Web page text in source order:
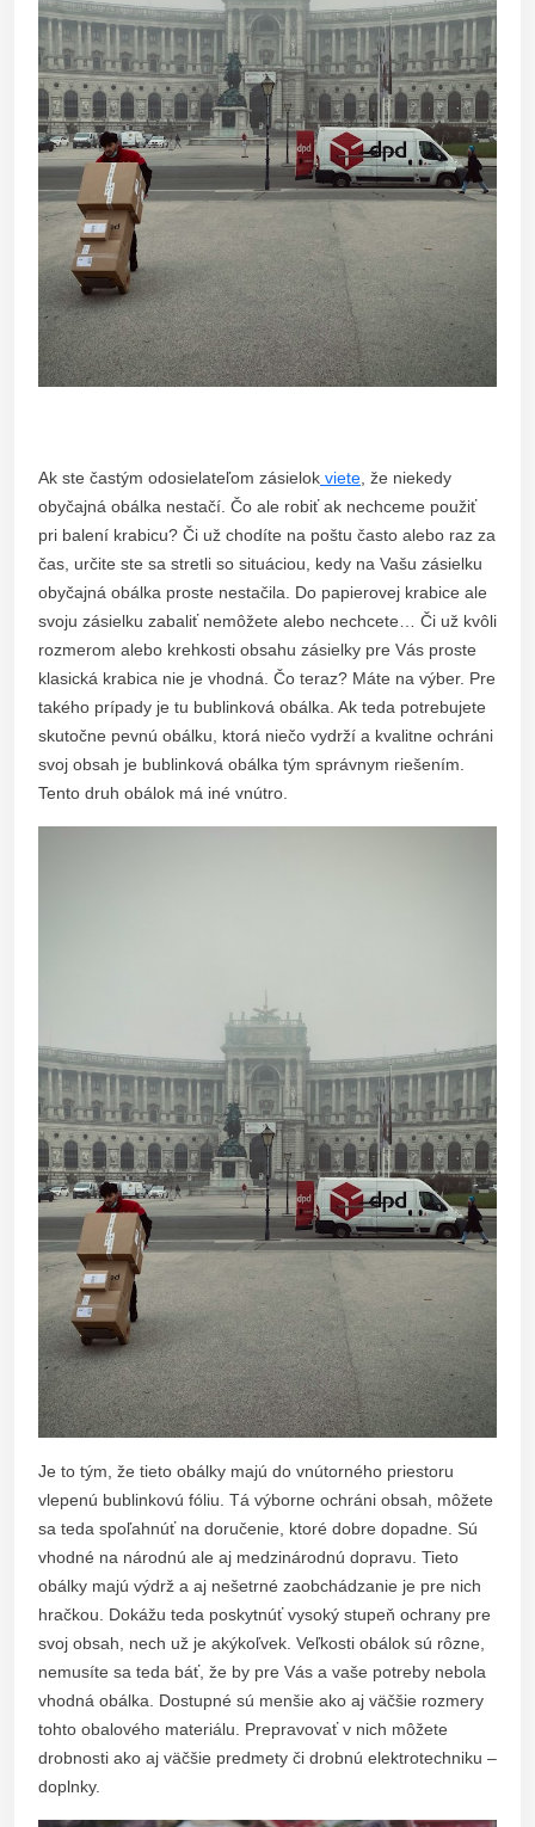
Ak ste častým odosielateľom zásielok viete, že niekedy
obyčajná obálka nestačí. Čo ale robiť ak nechceme použiť
pri balení krabicu? Či už chodíte na poštu často alebo raz za
čas, určite ste sa stretli so situáciou, kedy na Vašu zásielku
obyčajná obálka proste nestačila. Do papierovej krabice ale
svoju zásielku zabaliť nemôžete alebo nechcete… Či už kvôli
rozmerom alebo krehkosti obsahu zásielky pre Vás proste
klasická krabica nie je vhodná. Čo teraz? Máte na výber. Pre
takého prípady je tu bublinková obálka. Ak teda potrebujete
skutočne pevnú obálku, ktorá niečo vydrží a kvalitne ochráni
svoj obsah je bublinková obálka tým správnym riešením.
Tento druh obálok má iné vnútro.
Je to tým, že tieto obálky majú do vnútorného priestoru
vlepenú bublinkovú fóliu. Tá výborne ochráni obsah, môžete
sa teda spoľahnúť na doručenie, ktoré dobre dopadne. Sú
vhodné na národnú ale aj medzinárodnú dopravu. Tieto
obálky majú výdrž a aj nešetrné zaobchádzanie je pre nich
hračkou. Dokážu teda poskytnúť vysoký stupeň ochrany pre
svoj obsah, nech už je akýkoľvek. Veľkosti obálok sú rôzne,
nemusíte sa teda báť, že by pre Vás a vaše potreby nebola
vhodná obálka. Dostupné sú menšie ako aj väčšie rozmery
tohto obalového materiálu. Prepravovať v nich môžete
drobnosti ako aj väčšie predmety či drobnú elektrotechniku –
doplnky.